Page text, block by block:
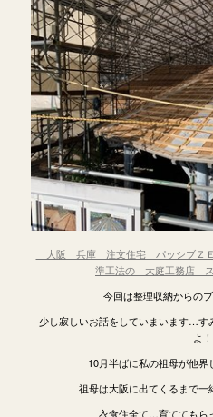
大阪 兵庫 注文住宅 パッシブＺＥ
準工法の 大庭工務店
今回は整理収納からの
少し寂しいお話をしていまいます…す
よ！
10月半ばに私の祖母が他界
祖母は大阪に出てくるまで一
衣食住全て…育ててもら